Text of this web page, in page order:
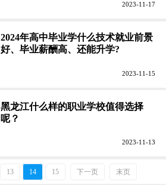
2023-11-17
2024年高中毕业学什么技术就业前景
好、毕业薪酬高、还能升学?
2023-11-15
黑龙江什么样的职业学校值得选择
呢？
2023-11-13
13 14 15 下一页 末页